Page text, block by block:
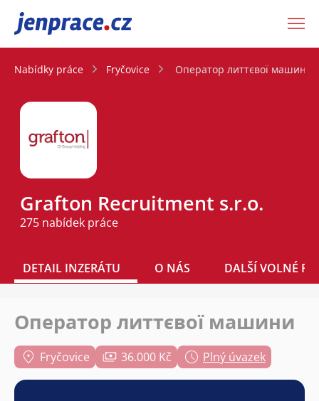
JenPráce.cz
Nabídky práce Fryčovice Оператор литтєвої машини
Grafton Recruitment s.r.o.
275 nabídek práce
DETAIL INZERÁTU O NÁS DALŠÍ VOLNÉ
Оператор литтєвої машини
Fryčovice 36.000 Kč Plný úvazek